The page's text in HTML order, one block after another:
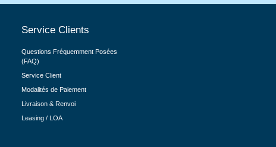
Service Clients
Questions Fréquemment Posées
(FAQ)
Service Client
Modalités de Paiement
Livraison & Renvoi
Leasing / LOA